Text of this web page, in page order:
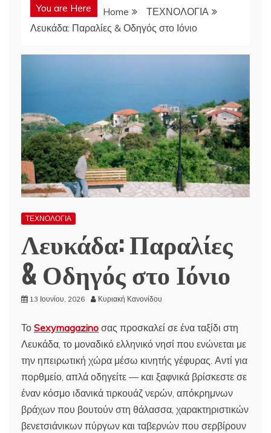
You are Here Home
ΤΕΧΝΟΛΟΓΙΑ
Λευκάδα: Παραλίες & Οδηγός στο Ιόνιο
ΤΕΧΝΟΛΟΓΙΑ
Λευκάδα: Παραλίες
& Οδηγός στο Ιόνιο
13 Ιουνίου, 2026 Κυριακή Κανονίδου
Το Sexymagazino σας προσκαλεί σε ένα ταξίδι στη
Λευκάδα, το μοναδικό ελληνικό νησί που ενώνεται με
την ηπειρωτική χώρα μέσω κινητής γέφυρας. Αντί για
πορθμείο, απλά οδηγείτε — και ξαφνικά βρίσκεστε σε
έναν κόσμο ιδανικά τιρκουάζ νερών, απόκρημνων
βράχων που βουτούν στη θάλασσα, χαρακτηριστικών
βενετσιάνικων πύργων και ταβερνών που σερβίρουν